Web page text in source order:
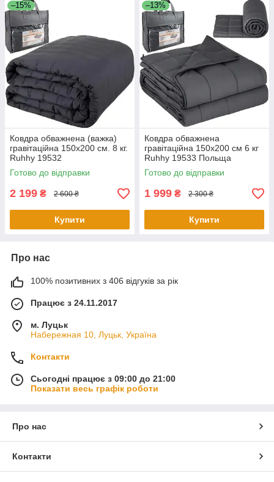
–15%
Ковдра обважнена (важка)
гравітаційна 150х200 см. 8 кг.
Ruhhy 19532
Готово до відправки
2 199 ₴ 2 600 ₴
Купити
–13%
Ковдра обважнена
гравітаційна 150х200 см 6 кг
Ruhhy 19533 Польща
Готово до відправки
1 999 ₴ 2 300 ₴
Купити
Про нас
100% позитивних з 406 відгуків за рік
Працює з 24.11.2017
м. Луцьк
Набережная 10, Луцьк, Україна
Контакти
Сьогодні працює з 09:00 до 21:00
Показати весь графік роботи
Про нас
Контакти